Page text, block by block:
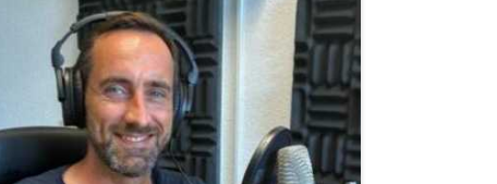
weiterlesen